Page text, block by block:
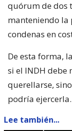
quórum de dos
manteniendo
condenas en
De esta forma,
si el INDH debe
querellarse,
podría ejercerla.
Lee también...